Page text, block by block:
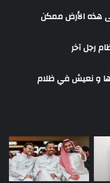
هذه الأرض ممكن
رجل آخر
و نعيش في ظلام